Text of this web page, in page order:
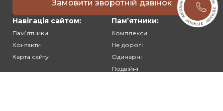
Замовити зворотній дзвінок
Навігація сайтом:
Памʼятники
Контакти
Карта сайту
Памʼятники:
Комплекси
Не дорогі
Одинарні
Подвійні